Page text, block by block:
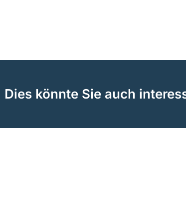
Dies könnte Sie auch